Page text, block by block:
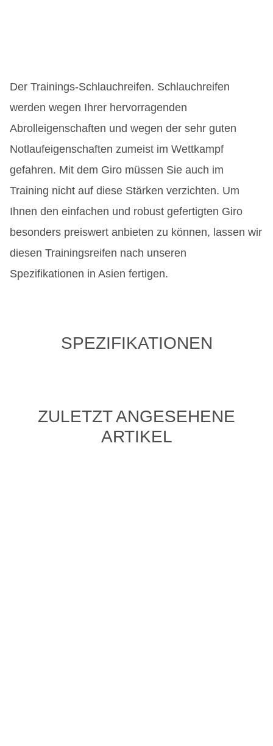
Der Trainings-Schlauchreifen. Schlauchreifen
werden wegen Ihrer hervorragenden
Abrolleigenschaften und wegen der sehr guten
Notlaufeigenschaften zumeist im Wettkampf
gefahren. Mit dem Giro müssen Sie auch im
Training nicht auf diese Stärken verzichten. Um
Ihnen den einfachen und robust gefertigten Giro
besonders preiswert anbieten zu können, lassen wir
diesen Trainingsreifen nach unseren
Spezifikationen in Asien fertigen.
SPEZIFIKATIONEN
ZULETZT ANGESEHENE
ARTIKEL